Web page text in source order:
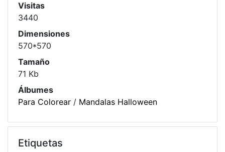
Visitas
3440
Dimensiones
570*570
Tamaño
71 Kb
Álbumes
Para Colorear / Mandalas Halloween
Etiquetas